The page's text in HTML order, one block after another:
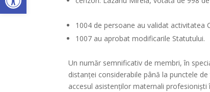
1004 de persoane au validat activitatea
1007 au aprobat modificarile Statutului.
Un număr semnificativ de membri, în
distanței considerabile până la punctele
accesul asistenților maternali profesioniști